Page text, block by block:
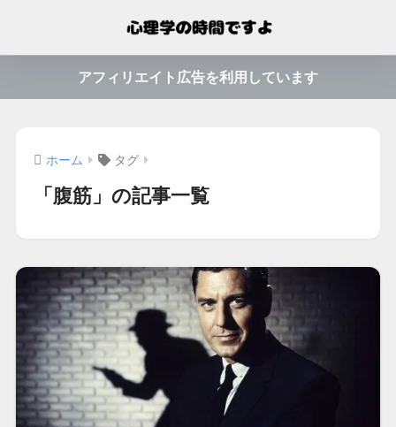
アフィリエイト広告を利用しています
ホーム タグ
「腹筋」の記事一覧